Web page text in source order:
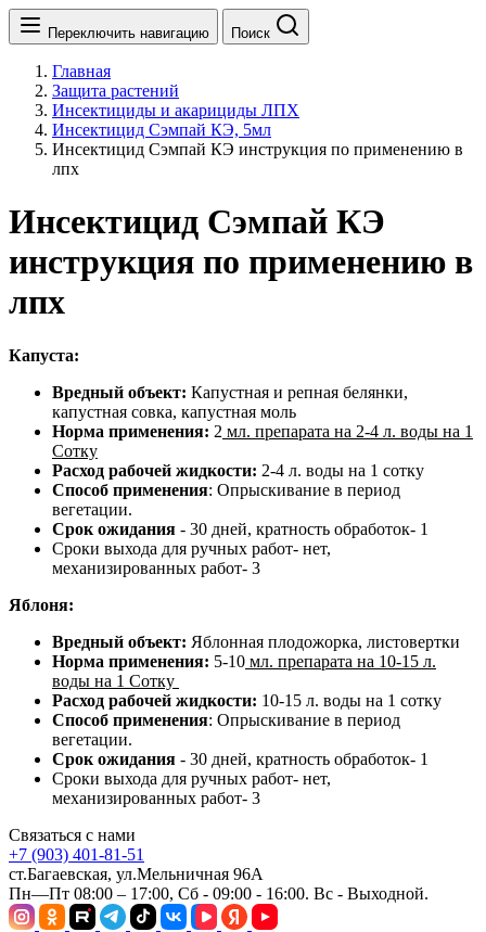
Переключить навигацию Поиск
Главная
Защита растений
Инсектициды и акарициды ЛПХ
Инсектицид Сэмпай КЭ, 5мл
Инсектицид Сэмпай КЭ инструкция по применению в
лпх
Инсектицид Сэмпай КЭ
инструкция по применению в
лпх
Капуста:
Вредный объект: Капустная и репная белянки,
капустная совка, капустная моль
Норма применения: 2 мл. препарата на 2-4 л. воды на 1
Сотку
Расход рабочей жидкости: 2-4 л. воды на 1 сотку
Способ применения: Опрыскивание в период
вегетации.
Срок ожидания - 30 дней, кратность обработок- 1
Сроки выхода для ручных работ- нет,
механизированных работ- 3
Яблоня:
Вредный объект: Яблонная плодожорка, листовертки
Норма применения: 5-10 мл. препарата на 10-15 л.
воды на 1 Сотку
Расход рабочей жидкости: 10-15 л. воды на 1 сотку
Способ применения: Опрыскивание в период
вегетации.
Срок ожидания - 30 дней, кратность обработок- 1
Сроки выхода для ручных работ- нет,
механизированных работ- 3
Связаться с нами
+7 (903) 401-81-51
ст.Багаевская, ул.Мельничная 96А
Пн—Пт 08:00 – 17:00, Сб - 09:00 - 16:00. Вс - Выходной.